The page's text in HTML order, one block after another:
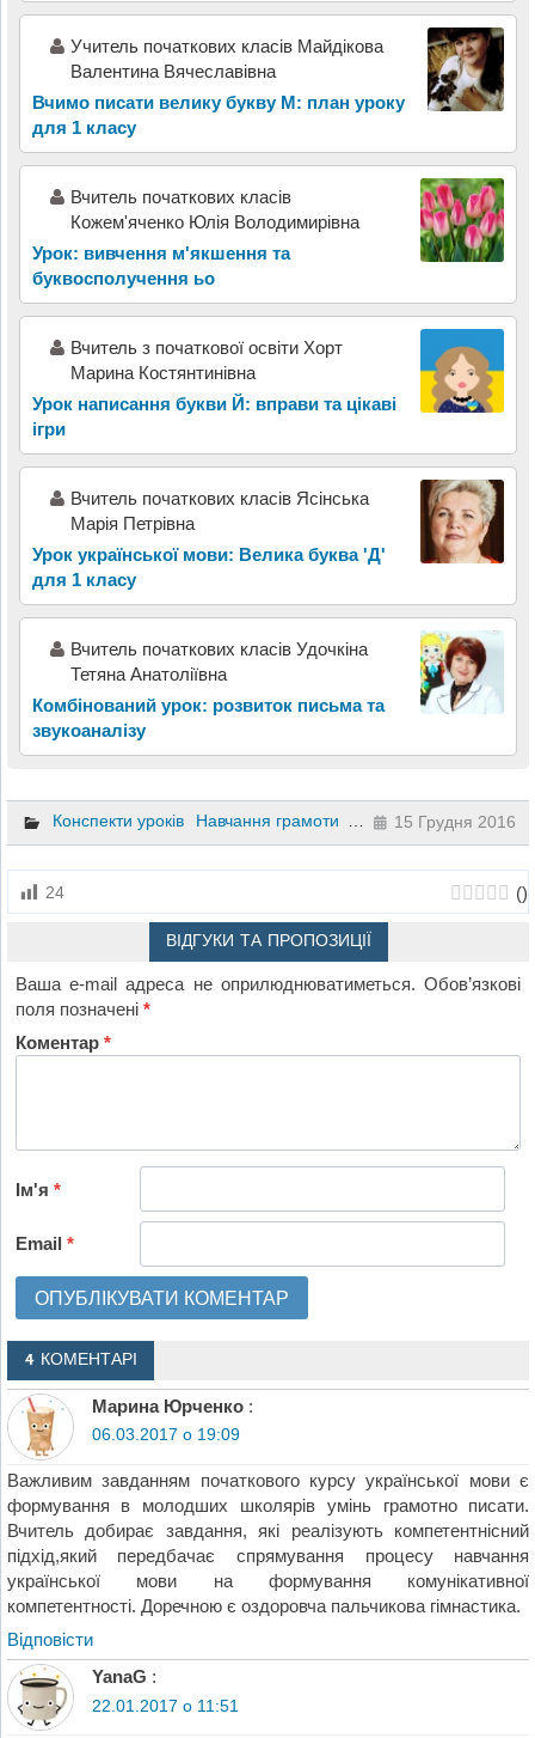
Учитель початкових класів Майдікова
Валентина Вячеславівна
Вчимо писати велику букву М: план уроку
для 1 класу
Вчитель початкових класів
Кожем'яченко Юлія Володимирівна
Урок: вивчення м'якшення та
буквосполучення ьо
Вчитель з початкової освіти Хорт
Марина Костянтинівна
Урок написання букви Й: вправи та цікаві
ігри
Вчитель початкових класів Ясінська
Марія Петрівна
Урок української мови: Велика буква 'Д'
для 1 класу
Вчитель початкових класів Удочкіна
Тетяна Анатоліївна
Комбінований урок: розвиток письма та
звукоаналізу
Конспекти уроків Навчання грамоти 1 клас15 Грудня 2016
24 ()
ВІДГУКИ ТА ПРОПОЗИЦІЇ
Ваша e-mail адреса не оприлюднюватиметься. Обов’язкові
поля позначені*
Коментар*
Ім'я*
Email*
4 КОМЕНТАРІ
Марина Юрченко :
06.03.2017 о 19:09
Важливим завданням початкового курсу української мови є
формування в молодших школярів умінь грамотно писати.
Вчитель добирає завдання, які реалізують компетентнісний
підхід,який передбачає спрямування процесу навчання
української мови на формування комунікативної
компетентності. Доречною є оздоровча пальчикова гімнастика.
Відповіcти
YanaG :
22.01.2017 о 11:51